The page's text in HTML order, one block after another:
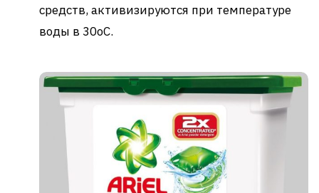
средств, активизируются при температуре
воды в 30оС.